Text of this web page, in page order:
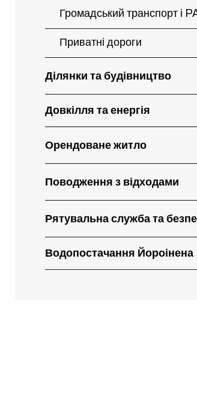
Громадський транспорт і
Приватні дороги
Ділянки та будівництво
Довкілля та енергія
Орендоване житло
Поводження з відходами
Рятувальна служба та
Водопостачання Йороінена